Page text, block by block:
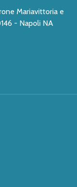
Mariavittoria e
- Napoli NA